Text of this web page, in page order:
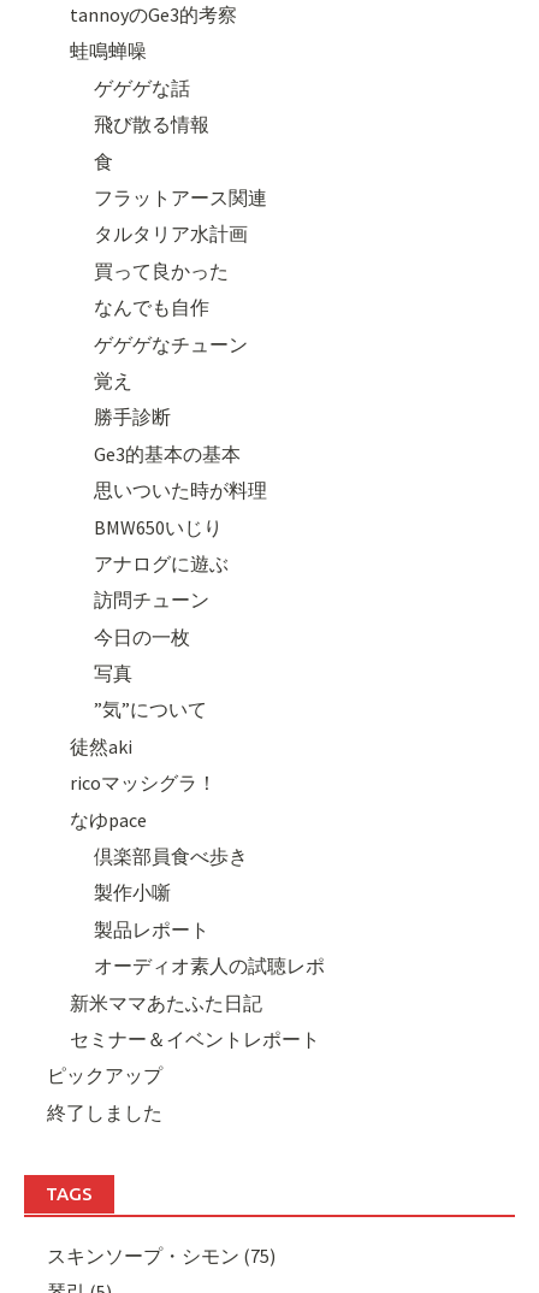
tannoyのGe3的考察
蛙鳴蝉噪
ゲゲゲな話
飛び散る情報
食
フラットアース関連
タルタリア水計画
買って良かった
なんでも自作
ゲゲゲなチューン
覚え
勝手診断
Ge3的基本の基本
思いついた時が料理
BMW650いじり
アナログに遊ぶ
訪問チューン
今日の一枚
写真
”気”について
徒然aki
ricoマッシグラ！
なゆpace
倶楽部員食べ歩き
製作小噺
製品レポート
オーディオ素人の試聴レポ
新米ママあたふた日記
セミナー＆イベントレポート
ピックアップ
終了しました
TAGS
スキンソープ・シモン (75)